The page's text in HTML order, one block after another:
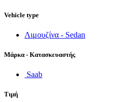
Vehicle type
Λιμουζίνα - Sedan
Μάρκα - Κατασκευαστής
Saab
Τιμή